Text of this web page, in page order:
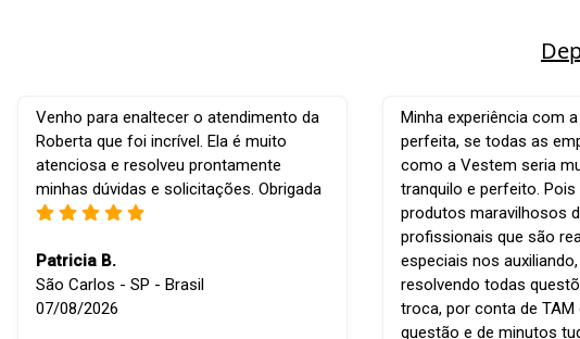
Venho para enaltecer o atendimento da
Roberta que foi incrível. Ela é muito
atenciosa e resolveu prontamente
minhas dúvidas e solicitações. Obrigada
Patricia B.
São Carlos - SP - Brasil
07/08/2026
Minha experiência com
perfeita, se todas as
como a Vestem seria
tranquilo e perfeito. Pois
produtos maravilhosos
profissionais que são
especiais nos
resolvendo todas
troca, por conta de TAM
questão e de minutos